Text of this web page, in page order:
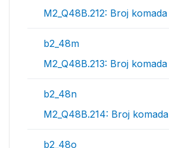
M2_Q48B.212: Broj komada
b2_48m
M2_Q48B.213: Broj komada
b2_48n
M2_Q48B.214: Broj komada
b2_48o